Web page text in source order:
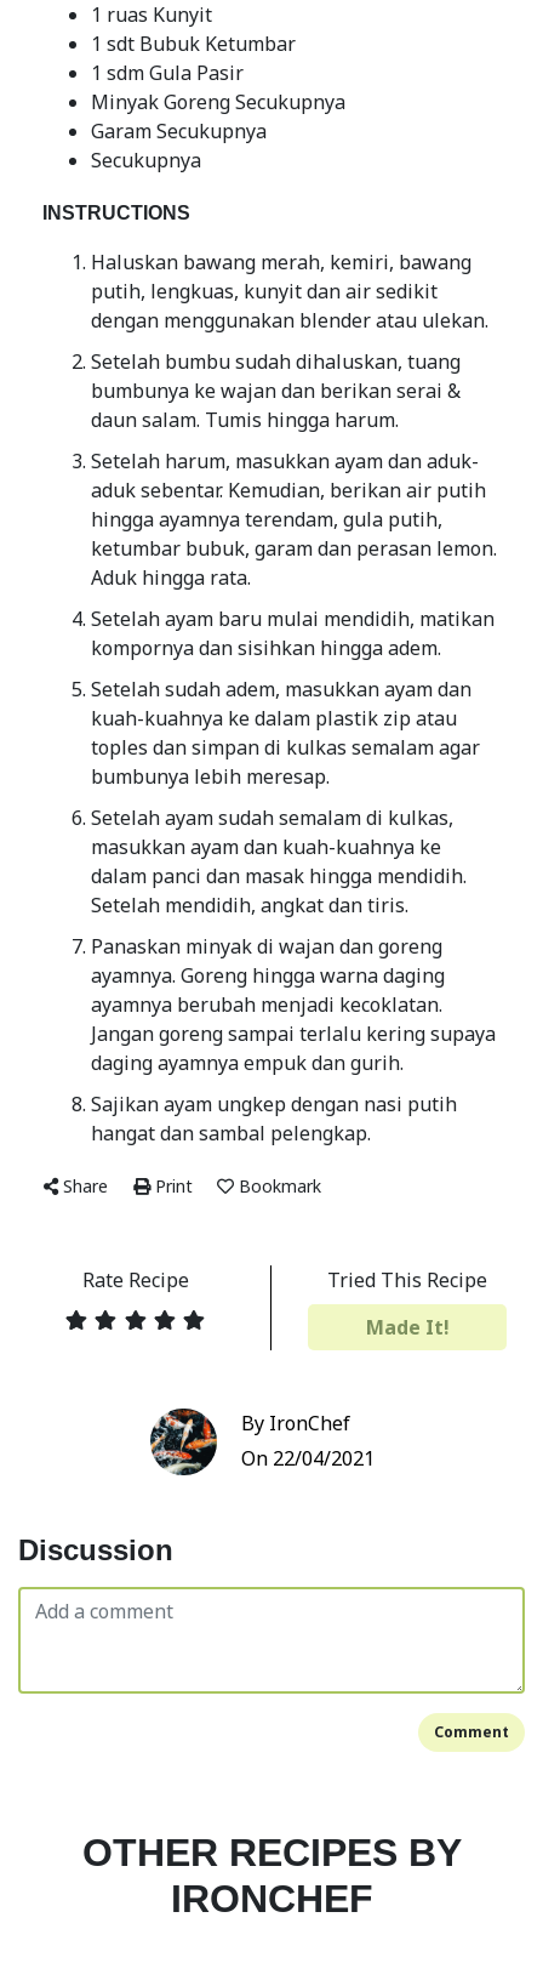
1 ruas Kunyit
1 sdt Bubuk Ketumbar
1 sdm Gula Pasir
Minyak Goreng Secukupnya
Garam Secukupnya
Secukupnya
INSTRUCTIONS
Haluskan bawang merah, kemiri, bawang
putih, lengkuas, kunyit dan air sedikit
dengan menggunakan blender atau ulekan.
Setelah bumbu sudah dihaluskan, tuang
bumbunya ke wajan dan berikan serai &
daun salam. Tumis hingga harum.
Setelah harum, masukkan ayam dan aduk-
aduk sebentar. Kemudian, berikan air putih
hingga ayamnya terendam, gula putih,
ketumbar bubuk, garam dan perasan lemon.
Aduk hingga rata.
Setelah ayam baru mulai mendidih, matikan
kompornya dan sisihkan hingga adem.
Setelah sudah adem, masukkan ayam dan
kuah-kuahnya ke dalam plastik zip atau
toples dan simpan di kulkas semalam agar
bumbunya lebih meresap.
Setelah ayam sudah semalam di kulkas,
masukkan ayam dan kuah-kuahnya ke
dalam panci dan masak hingga mendidih.
Setelah mendidih, angkat dan tiris.
Panaskan minyak di wajan dan goreng
ayamnya. Goreng hingga warna daging
ayamnya berubah menjadi kecoklatan.
Jangan goreng sampai terlalu kering supaya
daging ayamnya empuk dan gurih.
Sajikan ayam ungkep dengan nasi putih
hangat dan sambal pelengkap.
Share Print Bookmark
Rate Recipe
Tried This Recipe
Made It!
By IronChef
On 22/04/2021
Discussion
Comment
OTHER RECIPES BY
IRONCHEF